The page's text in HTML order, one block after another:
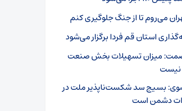
می‌روم تا از جنگ جلوگیری کنم
استان قم فردا برگزار می‌شود
صمت: میزان تسهیلات بخش صنعت
بسیج سد شکست‌ناپذیر ملت در
دشمن است